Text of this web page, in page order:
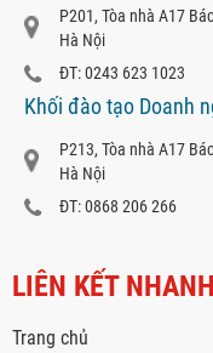
P201, Tòa nhà A17
Hà Nội
ĐT: 0243 623 1023
Khối đào tạo Doanh
P213, Tòa nhà A17
Hà Nội
ĐT: 0868 206 266
LIÊN KẾT NHANH
Trang chủ